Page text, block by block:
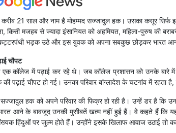
21 साल और नाम है मोहम्मद सज्जादुल हक। उसका कसूर सिर्फ
किसी मजहब से ज्यादा इंसानियत को अहमियत, महिला-पुरुष की
भड़क उठे और इस युवक को अपना सबकुछ छोड़कर भारत
चौपट
कॉलेज में पढ़ाई कर रहे थे। जब कॉलेज प्रशासन को उनके बारे में
पढ़ाई चौपट हो गई। उनका परिवार बांग्लादेश के चटगांव में रहता
हक को अपने परिवार की फिक्र हो रही है। उन्हें डर है कि
आने के बावजूद उनकी मुसीबतें खत्म नहीं हुई हैं। वे कहते हैं कि
हिंदुओं पर जुल्म होते हैं। उन्होंने इसके खिलाफ आवाज उठाई तो